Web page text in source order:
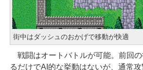
街中はダッシュのおかげで移動が快適
戦闘はオートバトルが可能。前回
るだけでAI的な挙動はないが、通常